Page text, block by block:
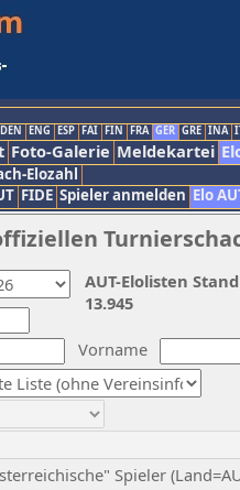
DEN ENG ESP FAI FIN FRA GER GRE INA
Foto-Galerie Meldekartei
Elozahl
FIDE Spieler anmelden Elo
Vorname
Spieler
AUT-Elolisten
13.945